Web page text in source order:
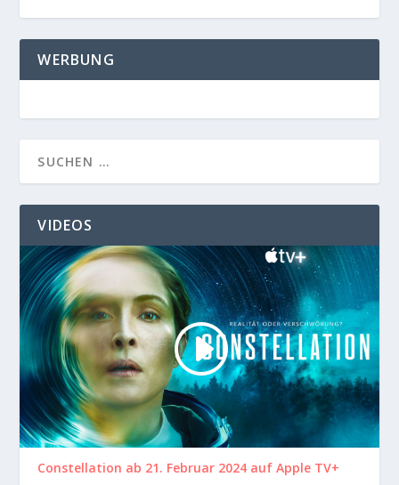
WERBUNG
VIDEOS
Constellation ab 21. Februar 2024 auf Apple TV+